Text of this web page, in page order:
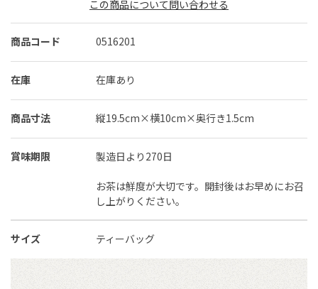
商品コード 0516201
サイズ ティーバッグ
在庫 在庫あり
商品寸法 縦19.5cm×横10cm×奥行き1.5cm
賞味期限 製造日より270日
お茶は鮮度が大切です。開封後はお早めにお召
し上がりください。
この商品について問い合わせる